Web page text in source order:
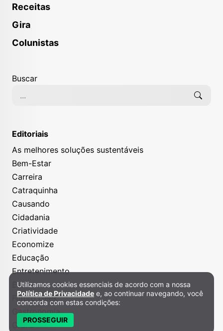
Receitas
Gira
Colunistas
Buscar
Editoriais
As melhores soluções sustentáveis
Bem-Estar
Carreira
Catraquinha
Causando
Cidadania
Criatividade
Economize
Educação
Entretenimento
Estilo
Futuro Geek
Gastronomia
Grana
Política de Privacidade e Cookies
Utilizamos cookies essenciais de acordo com a nossa
Política de Privacidade e, ao continuar navegando, você
concorda com estas condições:
PROSSEGUIR